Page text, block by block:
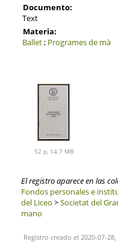
Documento:
Text
Materia:
Ballet; Programes de mà
52 p, 14.7 MB
El registro aparece en las
Fondos personales e
del Liceo >Societat del
mano
Registro creado el 2020-07-